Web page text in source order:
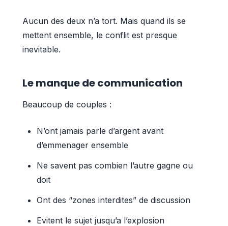
Aucun des deux n’a tort. Mais quand ils se
mettent ensemble, le conflit est presque
inevitable.
Le manque de communication
Beaucoup de couples :
N’ont jamais parle d’argent avant
d’emmenager ensemble
Ne savent pas combien l’autre gagne ou
doit
Ont des “zones interdites” de discussion
Evitent le sujet jusqu’a l’explosion